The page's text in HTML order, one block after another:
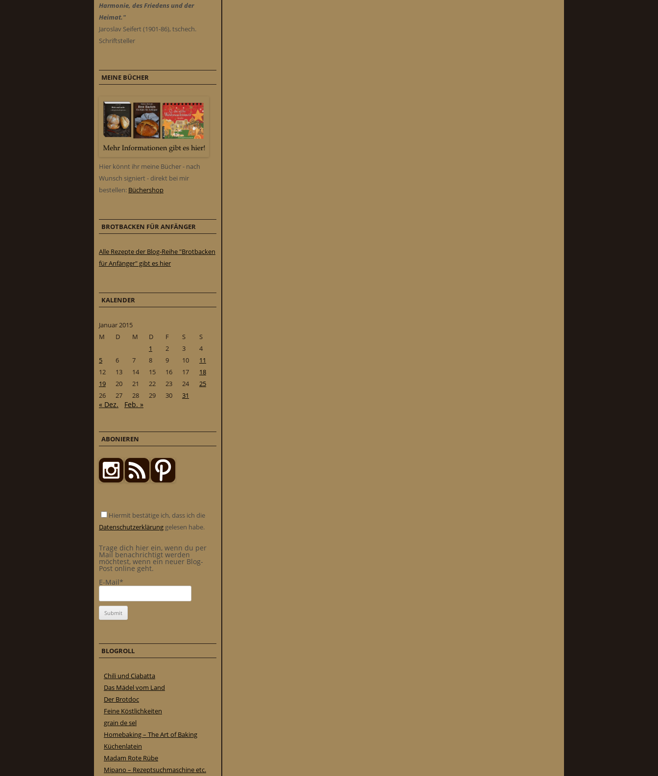
Harmonie, des Friedens und der
Heimat."
Jaroslav Seifert (1901-86), tschech.
Schriftsteller
MEINE BÜCHER
Hier könnt ihr meine Bücher - nach
Wunsch signiert - direkt bei mir
bestellen: Büchershop
BROTBACKEN FÜR ANFÄNGER
Alle Rezepte der Blog-Reihe "Brotbacken
für Anfänger" gibt es hier
KALENDER
Januar 2015
M
D M D F S
S
1
2 3
4
5
6 7 8 9 10
11
12
13 14 15 16 17
18
19
20 21 22 23 24
25
26
27 28 29 30 31
« Dez. Feb. »
ABONIEREN
Hiermit bestätige ich, dass ich die
Datenschutzerklärung gelesen habe.
Trage dich hier ein, wenn du per
Mail benachrichtigt werden
möchtest, wenn ein neuer Blog-
Post online geht.
E-Mail*
BLOGROLL
Chili und Ciabatta
Das Mädel vom Land
Der Brotdoc
Feine Köstlichkeiten
grain de sel
Homebaking – The Art of Baking
Küchenlatein
Madam Rote Rübe
Mipano – Rezeptsuchmaschine etc.